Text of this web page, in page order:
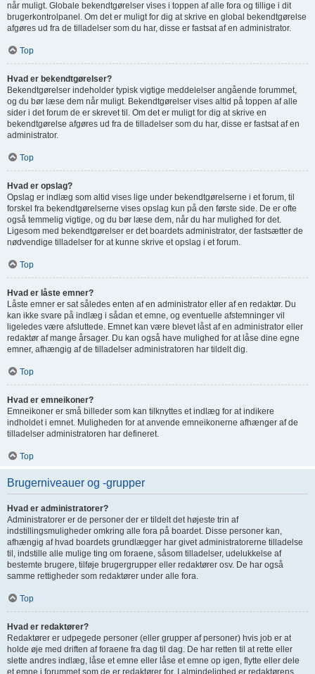
når muligt. Globale bekendtgørelser vises i toppen af alle fora og tillige i dit
brugerkontrolpanel. Om det er muligt for dig at skrive en global bekendtgørelse
afgøres ud fra de tilladelser som du har, disse er fastsat af en administrator.
Top
Hvad er bekendtgørelser?
Bekendtgørelser indeholder typisk vigtige meddelelser angående forummet,
og du bør læse dem når muligt. Bekendtgørelser vises altid på toppen af alle
sider i det forum de er skrevet til. Om det er muligt for dig at skrive en
bekendtgørelse afgøres ud fra de tilladelser som du har, disse er fastsat af en
administrator.
Top
Hvad er opslag?
Opslag er indlæg som altid vises lige under bekendtgørelserne i et forum, til
forskel fra bekendtgørelserne vises opslag kun på den første side. De er ofte
også temmelig vigtige, og du bør læse dem, når du har mulighed for det.
Ligesom med bekendtgørelser er det boardets administrator, der fastsætter de
nødvendige tilladelser for at kunne skrive et opslag i et forum.
Top
Hvad er låste emner?
Låste emner er sat således enten af en administrator eller af en redaktør. Du
kan ikke svare på indlæg i sådan et emne, og eventuelle afstemninger vil
ligeledes være afsluttede. Emnet kan være blevet låst af en administrator eller
redaktør af mange årsager. Du kan også have mulighed for at låse dine egne
emner, afhængig af de tilladelser administratoren har tildelt dig.
Top
Hvad er emneikoner?
Emneikoner er små billeder som kan tilknyttes et indlæg for at indikere
indholdet i emnet. Muligheden for at anvende emneikonerne afhænger af de
tilladelser administratoren har defineret.
Top
Brugerniveauer og -grupper
Hvad er administratorer?
Administratorer er de personer der er tildelt det højeste trin af
indstillingsmuligheder omkring alle fora på boardet. Disse personer kan,
afhængig af hvad boardets grundlægger har givet administratorerne tilladelse
til, indstille alle mulige ting om foraene, såsom tilladelser, udelukkelse af
bestemte brugere, tilføje brugergrupper eller redaktører osv. De har også
samme rettigheder som redaktører under alle fora.
Top
Hvad er redaktører?
Redaktører er udpegede personer (eller grupper af personer) hvis job er at
holde øje med driften af foraene fra dag til dag. De har retten til at rette eller
slette andres indlæg, låse et emne eller låse et emne op igen, flytte eller dele
et emne i forummet som de er redaktører for. I almindelighed er redaktørens